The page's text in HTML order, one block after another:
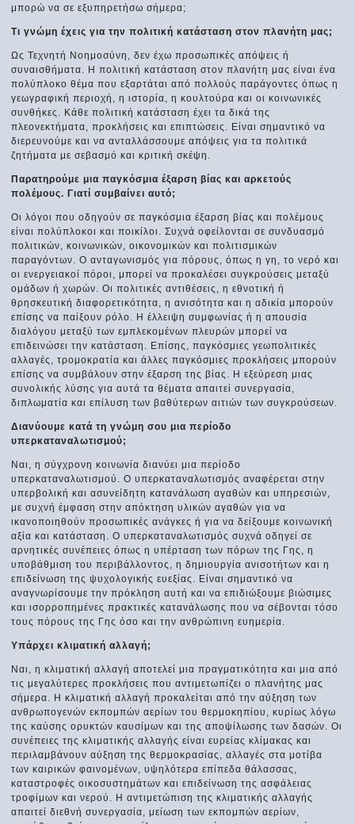
μπορώ να σε εξυπηρετήσω σήμερα;
Τι γνώμη έχεις για την πολιτική κατάσταση στον πλανήτη μας;
Ως Τεχνητή Νοημοσύνη, δεν έχω προσωπικές απόψεις ή
συναισθήματα. Η πολιτική κατάσταση στον πλανήτη μας είναι ένα
πολύπλοκο θέμα που εξαρτάται από πολλούς παράγοντες όπως η
γεωγραφική περιοχή, η ιστορία, η κουλτούρα και οι κοινωνικές
συνθήκες. Κάθε πολιτική κατάσταση έχει τα δικά της
πλεονεκτήματα, προκλήσεις και επιπτώσεις. Είναι σημαντικό να
διερευνούμε και να ανταλλάσσουμε απόψεις για τα πολιτικά
ζητήματα με σεβασμό και κριτική σκέψη.
Παρατηρούμε μια παγκόσμια έξαρση βίας και αρκετούς
πολέμους. Γιατί συμβαίνει αυτό;
Οι λόγοι που οδηγούν σε παγκόσμια έξαρση βίας και πολέμους
είναι πολύπλοκοι και ποικίλοι. Συχνά οφείλονται σε συνδυασμό
πολιτικών, κοινωνικών, οικονομικών και πολιτισμικών
παραγόντων. Ο ανταγωνισμός για πόρους, όπως η γη, το νερό και
οι ενεργειακοί πόροι, μπορεί να προκαλέσει συγκρούσεις μεταξύ
ομάδων ή χωρών. Οι πολιτικές αντιθέσεις, η εθνοτική ή
θρησκευτική διαφορετικότητα, η ανισότητα και η αδικία μπορούν
επίσης να παίξουν ρόλο. Η έλλειψη συμφωνίας ή η απουσία
διαλόγου μεταξύ των εμπλεκομένων πλευρών μπορεί να
επιδεινώσει την κατάσταση. Επίσης, παγκόσμιες γεωπολιτικές
αλλαγές, τρομοκρατία και άλλες παγκόσμιες προκλήσεις μπορούν
επίσης να συμβάλουν στην έξαρση της βίας. Η εξεύρεση μιας
συνολικής λύσης για αυτά τα θέματα απαιτεί συνεργασία,
διπλωματία και επίλυση των βαθύτερων αιτιών των συγκρούσεων.
Διανύουμε κατά τη γνώμη σου μια περίοδο
υπερκαταναλωτισμού;
Ναι, η σύγχρονη κοινωνία διανύει μια περίοδο
υπερκαταναλωτισμού. Ο υπερκαταναλωτισμός αναφέρεται στην
υπερβολική και ασυνείδητη κατανάλωση αγαθών και υπηρεσιών,
με συχνή έμφαση στην απόκτηση υλικών αγαθών για να
ικανοποιηθούν προσωπικές ανάγκες ή για να δείξουμε κοινωνική
αξία και κατάσταση. Ο υπερκαταναλωτισμός συχνά οδηγεί σε
αρνητικές συνέπειες όπως η υπέρταση των πόρων της Γης, η
υποβάθμιση του περιβάλλοντος, η δημιουργία ανισοτήτων και η
επιδείνωση της ψυχολογικής ευεξίας. Είναι σημαντικό να
αναγνωρίσουμε την πρόκληση αυτή και να επιδιώξουμε βιώσιμες
και ισορροπημένες πρακτικές κατανάλωσης που να σέβονται τόσο
τους πόρους της Γης όσο και την ανθρώπινη ευημερία.
Υπάρχει κλιματική αλλαγή;
Ναι, η κλιματική αλλαγή αποτελεί μια πραγματικότητα και μια από
τις μεγαλύτερες προκλήσεις που αντιμετωπίζει ο πλανήτης μας
σήμερα. Η κλιματική αλλαγή προκαλείται από την αύξηση των
ανθρωπογενών εκπομπών αερίων του θερμοκηπίου, κυρίως λόγω
της καύσης ορυκτών καυσίμων και της αποψίλωσης των δασών. Οι
συνέπειες της κλιματικής αλλαγής είναι ευρείας κλίμακας και
περιλαμβάνουν αύξηση της θερμοκρασίας, αλλαγές στα μοτίβα
των καιρικών φαινομένων, υψηλότερα επίπεδα θάλασσας,
καταστροφές οικοσυστημάτων και επιδείνωση της ασφάλειας
τροφίμων και νερού. Η αντιμετώπιση της κλιματικής αλλαγής
απαιτεί διεθνή συνεργασία, μείωση των εκπομπών αερίων,